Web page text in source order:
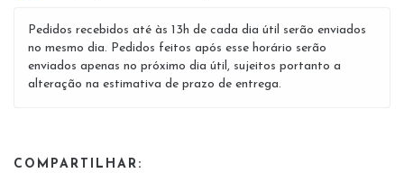
Pedidos recebidos até às 13h de cada dia útil serão enviados
no mesmo dia. Pedidos feitos após esse horário serão
enviados apenas no próximo dia útil, sujeitos portanto a
alteração na estimativa de prazo de entrega.
COMPARTILHAR: